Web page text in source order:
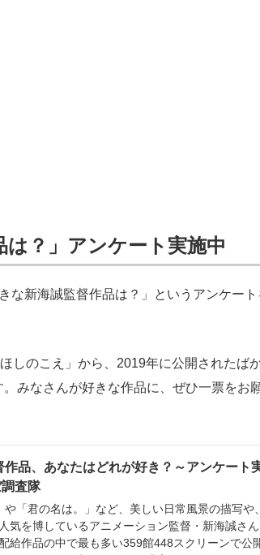
は？」アンケート実施中
新海誠監督作品は？」というアンケー
しのこえ」から、2019年に公開されたば
みなさんが好きな作品に、ぜひ一票をお
作品、あなたはどれが好き？～アンケート
査隊
「君の名は。」など、美しい日常風景の描写や
気を博しているアニメーション監督・新海誠さ
給作品の中で最も多い359館448スクリーンで公